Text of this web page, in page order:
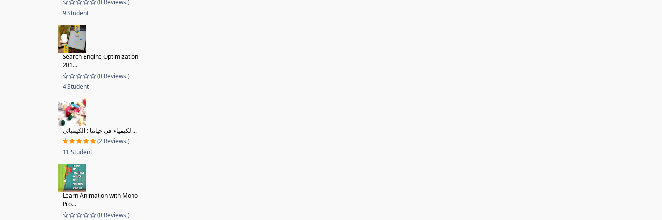
(0 Reviews )
9 Student
Search Engine Optimization
201...
(0 Reviews )
4 Student
الكيمياء في حياتنا : الكيميائى...
(2 Reviews )
11 Student
Learn Animation with Moho
Pro...
(0 Reviews )